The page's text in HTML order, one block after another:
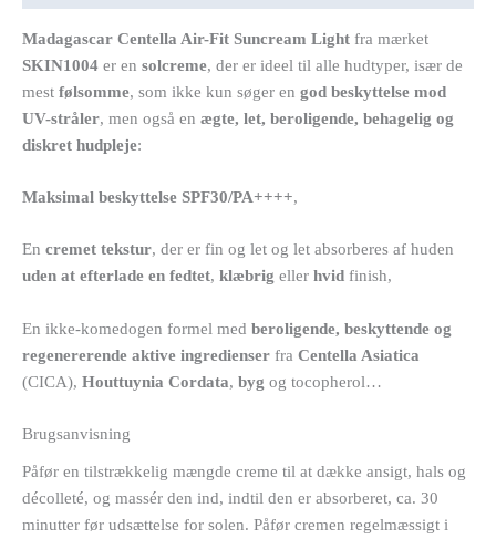
Madagascar Centella Air-Fit Suncream Light fra mærket
SKIN1004 er en solcreme, der er ideel til alle hudtyper, især de
mest følsomme, som ikke kun søger en god beskyttelse mod
UV-stråler, men også en ægte, let, beroligende, behagelig og
diskret hudpleje:
Maksimal beskyttelse SPF30/PA++++,
En cremet tekstur, der er fin og let og let absorberes af huden
uden at efterlade en fedtet, klæbrig eller hvid finish,
En ikke-komedogen formel med beroligende, beskyttende og
regenererende aktive ingredienser fra Centella Asiatica
(CICA), Houttuynia Cordata, byg og tocopherol…
Brugsanvisning
Påfør en tilstrækkelig mængde creme til at dække ansigt, hals og
décolleté, og massér den ind, indtil den er absorberet, ca. 30
minutter før udsættelse for solen. Påfør cremen regelmæssigt i